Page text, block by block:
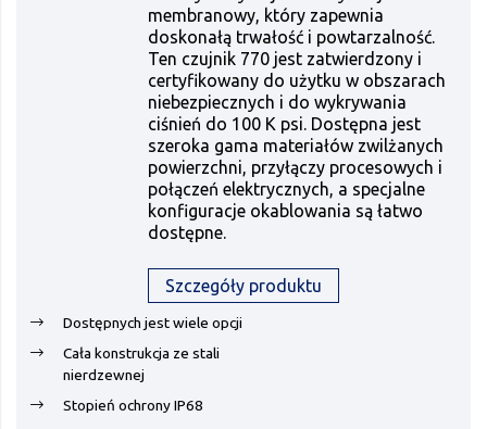
membranowy, który zapewnia
doskonałą trwałość i powtarzalność.
Ten czujnik 770 jest zatwierdzony i
certyfikowany do użytku w obszarach
niebezpiecznych i do wykrywania
ciśnień do 100 K psi. Dostępna jest
szeroka gama materiałów zwilżanych
powierzchni, przyłączy procesowych i
połączeń elektrycznych, a specjalne
konfiguracje okablowania są łatwo
dostępne.
Szczegóły produktu
Dostępnych jest wiele opcji
Cała konstrukcja ze stali
nierdzewnej
Stopień ochrony IP68